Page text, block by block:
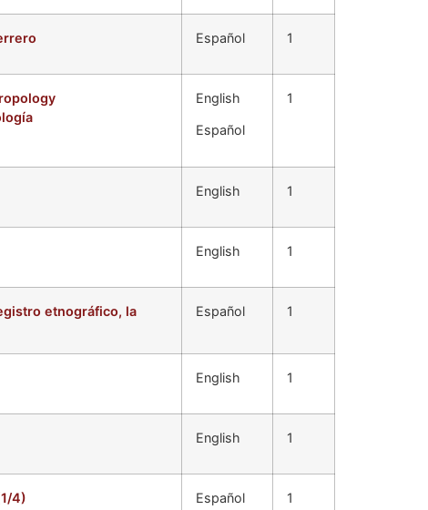
Español 1
English
Español
1
English 1
English 1
etnográfico, la
Español 1
English 1
English 1
4) Español 1